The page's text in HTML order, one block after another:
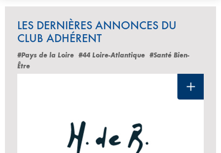
LES DERNIÈRES ANNONCES DU
CLUB ADHÉRENT
#Pays de la Loire #44 Loire-Atlantique #Santé Bien-
Être